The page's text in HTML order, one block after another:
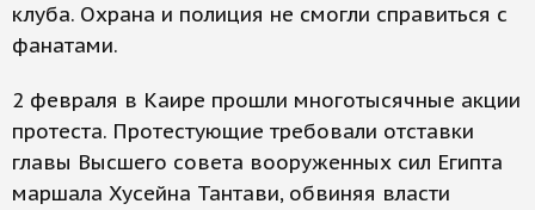
клуба. Охрана и полиция не смогли справиться с
фанатами.
2 февраля в Каире прошли многотысячные акции
протеста. Протестующие требовали отставки
главы Высшего совета вооруженных сил Египта
маршала Хусейна Тантави, обвиняя власти